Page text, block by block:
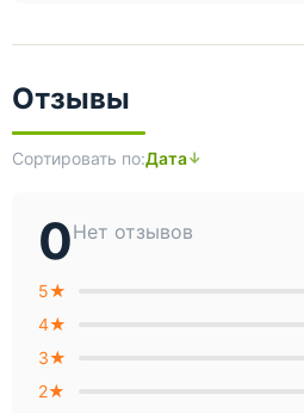
Отзывы
Сортировать по:Дата
0Нет отзывов
5★
4★
3★
2★